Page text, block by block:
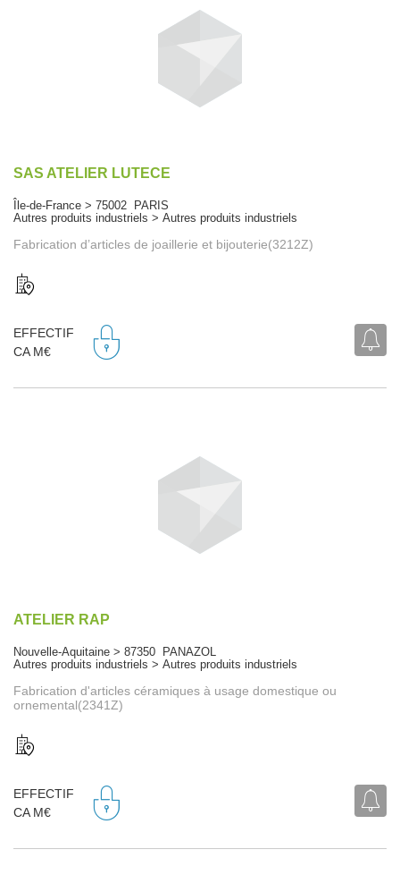
SAS ATELIER LUTECE
Île-de-France > 75002 PARIS
Autres produits industriels > Autres produits industriels
Fabrication d’articles de joaillerie et bijouterie(3212Z)
EFFECTIF
CA M€
ATELIER RAP
Nouvelle-Aquitaine > 87350 PANAZOL
Autres produits industriels > Autres produits industriels
Fabrication d'articles céramiques à usage domestique ou
ornemental(2341Z)
EFFECTIF
CA M€